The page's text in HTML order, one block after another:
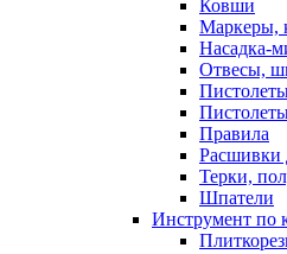
Ковши
Маркеры,
Насадка-
Отвесы,
Правила
Расшивки
Терки,
Шпатели
Инструмент по